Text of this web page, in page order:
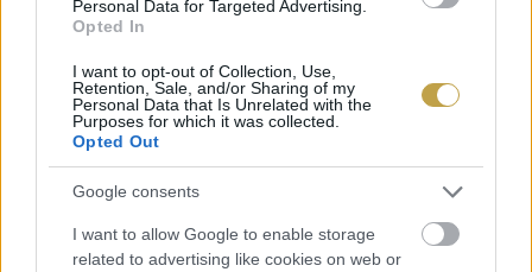
Personal Data for Targeted Advertising.
Opted In
I want to opt-out of Collection, Use,
Retention, Sale, and/or Sharing of my
Personal Data that Is Unrelated with the
Purposes for which it was collected.
Opted Out
Google consents
I want to allow Google to enable storage
related to advertising like cookies on web or